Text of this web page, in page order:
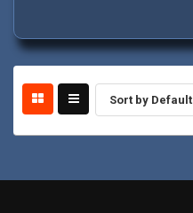
Sort by Default